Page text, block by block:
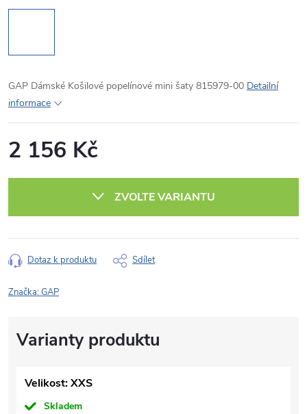
GAP Dámské Košilové popelínové mini šaty 815979-00 Detailní
informace
2 156 Kč
ZVOLTE VARIANTU
Dotaz k produktu Sdílet
Značka:GAP
Velikost: XXS
Skladem